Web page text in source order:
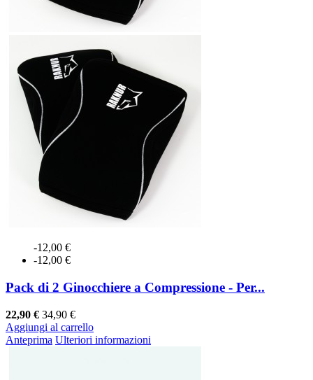
-12,00 €
-12,00 €
Pack di 2 Ginocchiere a Compressione - Per...
22,90 € 34,90 €
Aggiungi al carrello
Anteprima Ulteriori informazioni